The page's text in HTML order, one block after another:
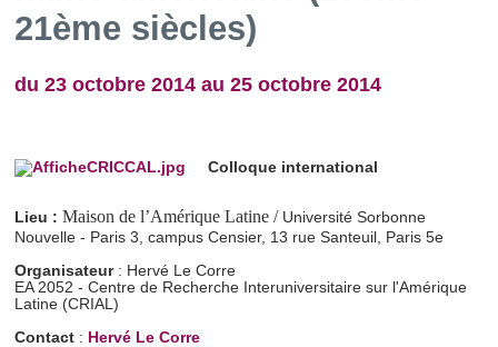
21ème siècles)
du 23 octobre 2014 au 25 octobre 2014
Colloque international
Lieu : Maison de l’Amérique Latine / Université Sorbonne
Nouvelle - Paris 3, campus Censier, 13 rue Santeuil, Paris 5e
Organisateur : Hervé Le Corre
EA 2052 - Centre de Recherche Interuniversitaire sur l'Amérique
Latine (CRIAL)
Contact : Hervé Le Corre